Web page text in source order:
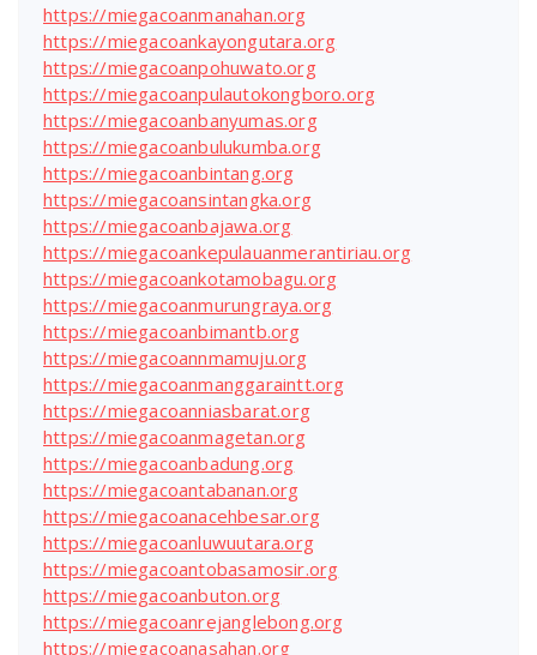
https://miegacoanmanahan.org
https://miegacoankayongutara.org
https://miegacoanpohuwato.org
https://miegacoanpulautokongboro.org
https://miegacoanbanyumas.org
https://miegacoanbulukumba.org
https://miegacoanbintang.org
https://miegacoansintangka.org
https://miegacoanbajawa.org
https://miegacoankepulauanmerantiriau.org
https://miegacoankotamobagu.org
https://miegacoanmurungraya.org
https://miegacoanbimantb.org
https://miegacoannmamuju.org
https://miegacoanmanggaraintt.org
https://miegacoanniasbarat.org
https://miegacoanmagetan.org
https://miegacoanbadung.org
https://miegacoantabanan.org
https://miegacoanacehbesar.org
https://miegacoanluwuutara.org
https://miegacoantobasamosir.org
https://miegacoanbuton.org
https://miegacoanrejanglebong.org
https://miegacoanasahan.org